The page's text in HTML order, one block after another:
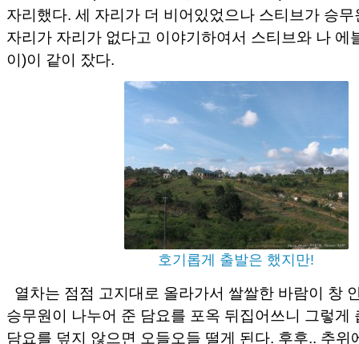
자리했다. 세 자리가 더 비어있었으나 스티브가 승
자리가 자리가 없다고 이야기하여서 스티브와 나 에
이)이 같이 잤다.
호기롭게 출발은 했지만!
열차는 점점 고지대로 올라가서 쌀쌀한 바람이 창
승무원이 나누어 준 담요를 포옥 뒤집어쓰니 그렇게
담요를 덮지 않으면 오들오들 떨게 된다. 후후.. 추위